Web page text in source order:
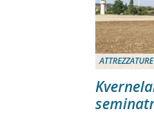
ATTREZZATURE